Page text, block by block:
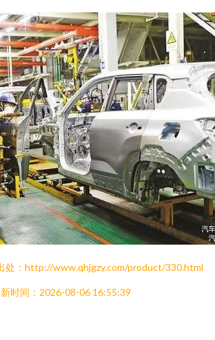
处：http://www.qhjgzy.com/product/330.html
时间：2026-08-06 16:55:39